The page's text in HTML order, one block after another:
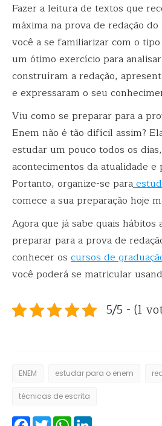
Fazer a leitura de textos que
máxima na prova de redação
você a se familiarizar com o
um ótimo exercício para
construíram a redação,
e expressaram o seu
Viu como se preparar para a
Enem não é tão difícil assim?
estudar um pouco todos os
acontecimentos da atualidade e
Portanto, organize-se para
comece a sua preparação hoje
Agora que já sabe quais hábitos
preparar para a prova de
conhecer os cursos de
você poderá se matricular
5/5 - (1
ENEM estudar para o enem
técnicas de escrita